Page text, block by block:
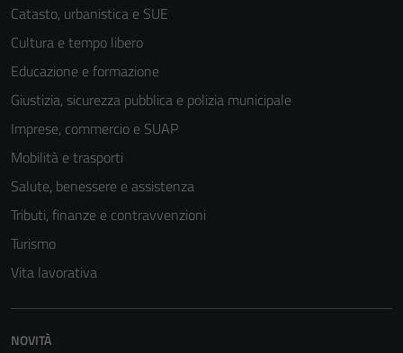
Catasto, urbanistica e SUE
Cultura e tempo libero
Educazione e formazione
Giustizia, sicurezza pubblica e polizia municipale
Imprese, commercio e SUAP
Mobilità e trasporti
Salute, benessere e assistenza
Tributi, finanze e contravvenzioni
Turismo
Vita lavorativa
NOVITÀ